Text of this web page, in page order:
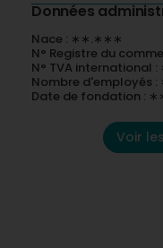
Données
Nace : ∗∗.∗∗∗
N° Registre du
N° TVA
Nombre d'employés
Date de fondation
Voir